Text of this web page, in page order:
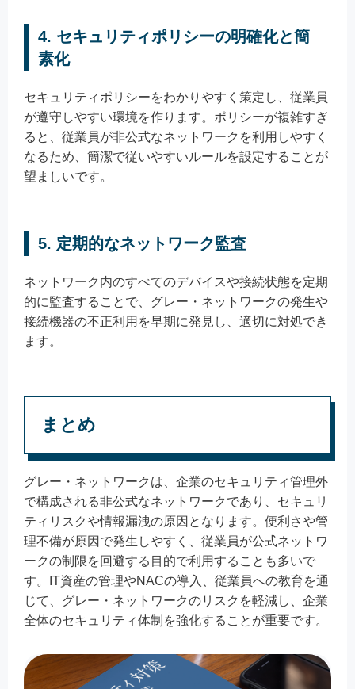
4. セキュリティポリシーの明確化と簡
素化
セキュリティポリシーをわかりやすく策定し、従業員
が遵守しやすい環境を作ります。ポリシーが複雑すぎ
ると、従業員が非公式なネットワークを利用しやすく
なるため、簡潔で従いやすいルールを設定することが
望ましいです。
5. 定期的なネットワーク監査
ネットワーク内のすべてのデバイスや接続状態を定期
的に監査することで、グレー・ネットワークの発生や
接続機器の不正利用を早期に発見し、適切に対処でき
ます。
まとめ
グレー・ネットワークは、企業のセキュリティ管理外
で構成される非公式なネットワークであり、セキュリ
ティリスクや情報漏洩の原因となります。便利さや管
理不備が原因で発生しやすく、従業員が公式ネットワ
ークの制限を回避する目的で利用することも多いで
す。IT資産の管理やNACの導入、従業員への教育を通
じて、グレー・ネットワークのリスクを軽減し、企業
全体のセキュリティ体制を強化することが重要です。